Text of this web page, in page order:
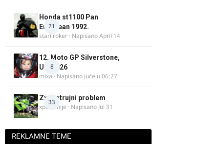
21
Honda st1100 Pan
European 1992.
stari roker · NapisanoApril 14
8
12. Moto GP Silverstone,
UK, 2026
mixa · Napisano Juče u 06:27
33
Zx9r strujni problem
xpetronije · Napisano Jul 31
REKLAMNE TEME